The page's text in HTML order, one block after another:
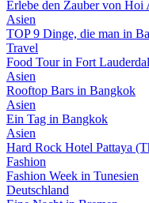
Erlebe den Zauber von Hoi
Asien
TOP 9 Dinge, die man in
Travel
Food Tour in Fort
Asien
Rooftop Bars in Bangkok
Asien
Ein Tag in Bangkok
Asien
Hard Rock Hotel Pattaya
Fashion
Fashion Week in Tunesien
Deutschland